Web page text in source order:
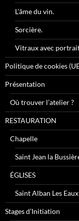
L’âme du vin.
Sorcière.
Vitraux avec
Politique de cookies
Présentation
Où trouver l’atelier ?
RESTAURATION
Chapelle
Saint Jean la
ÉGLISES
Saint Alban Les Eaux
Stages d’Initiation